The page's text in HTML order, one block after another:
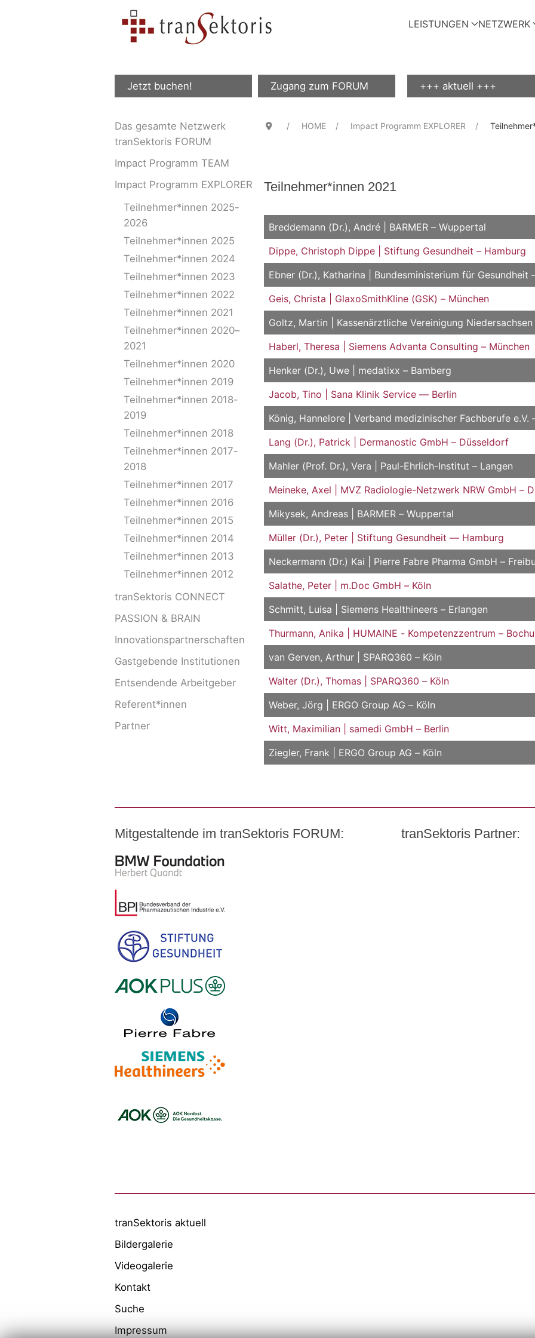
LEISTUNGEN NETZWERK
Jetzt buchen! Zugang zum FORUM +++ aktuell +++
Das gesamte Netzwerk
tranSektoris FORUM
Impact Programm TEAM
Impact Programm EXPLORER
Teilnehmer*innen 2025-
2026
Teilnehmer*innen 2025
Teilnehmer*innen 2024
Teilnehmer*innen 2023
Teilnehmer*innen 2022
Teilnehmer*innen 2021
Teilnehmer*innen 2020–
2021
Teilnehmer*innen 2020
Teilnehmer*innen 2019
Teilnehmer*innen 2018-
2019
Teilnehmer*innen 2018
Teilnehmer*innen 2017-
2018
Teilnehmer*innen 2017
Teilnehmer*innen 2016
Teilnehmer*innen 2015
Teilnehmer*innen 2014
Teilnehmer*innen 2013
Teilnehmer*innen 2012
tranSektoris CONNECT
PASSION & BRAIN
Innovationspartnerschaften
Gastgebende Institutionen
Entsendende Arbeitgeber
Referent*innen
Partner
HOME Impact Programm EXPLORER
Teilnehmer*innen 2021
Titel
Breddemann (Dr.), André | BARMER – Wuppertal
Dippe, Christoph Dippe | Stiftung Gesundheit – Hamburg
Ebner (Dr.), Katharina | Bundesministerium für Gesundheit
Geis, Christa | GlaxoSmithKline (GSK) – München
Goltz, Martin | Kassenärztliche Vereinigung
Haberl, Theresa | Siemens Advanta Consulting – München
Henker (Dr.), Uwe | medatixx – Bamberg
Jacob, Tino | Sana Klinik Service — Berlin
König, Hannelore | Verband medizinischer Fachberufe e.V.
Lang (Dr.), Patrick | Dermanostic GmbH – Düsseldorf
Mahler (Prof. Dr.), Vera | Paul-Ehrlich-Institut – Langen
Meineke, Axel | MVZ Radiologie-Netzwerk NRW GmbH –
Mikysek, Andreas | BARMER – Wuppertal
Müller (Dr.), Peter | Stiftung Gesundheit — Hamburg
Neckermann (Dr.) Kai | Pierre Fabre Pharma GmbH –
Salathe, Peter | m.Doc GmbH – Köln
Schmitt, Luisa | Siemens Healthineers – Erlangen
Thurmann, Anika | HUMAINE - Kompetenzzentrum –
van Gerven, Arthur | SPARQ360 – Köln
Walter (Dr.), Thomas | SPARQ360 – Köln
Weber, Jörg | ERGO Group AG – Köln
Witt, Maximilian | samedi GmbH – Berlin
Ziegler, Frank | ERGO Group AG – Köln
Mitgestaltende im tranSektoris FORUM:
Logo – BMW Foundation Herbert Quandt
Logo – BDI Bundesverband der Pharmazeutischen Industrie e. V. (BPI)
Logo – Stiftung Gesundheit
Logo – AOK PLUS
Logo – Pierre Fabre Pharma
Logo – Siemens Healthineers
Logo – AOK NORDOEST
tranSektoris Partner:
tranSektoris aktuell
Bildergalerie
Videogalerie
Kontakt
Suche
Impressum